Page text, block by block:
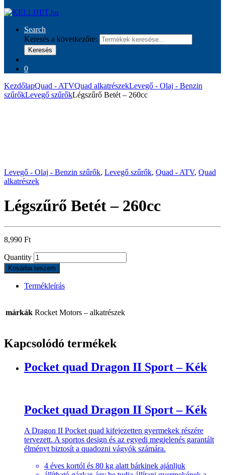
Search
Keresés a következőre:
Keresés
0
KezdőlapQuad - ATVQuad alkatrészekLevegő - Olaj - Benzin
szűrőkLevegő szűrőkLégszűrő Betét – 260cc
Levegő - Olaj - Benzin szűrők, Levegő szűrők, Quad - ATV, Quad
alkatrészek
Légszűrő Betét – 260cc
8,990 Ft
Quantity
Kosárba teszem
Termékleírás
márkák Rocket Motors – alkatrészek
Kapcsolódó termékek
Pocket quad Dragon II Sport – Kék
Pocket quad Dragon II Sport – Kék
A Dragon II Pocket quad kifejezetten gyermekek részére
tervezett. A sportos design és az egyedi megjelenés garantált
élményt biztosít a quadozni vágyók számára.
4 éves kortól és 80 kg alatt bárkinek ajánljuk